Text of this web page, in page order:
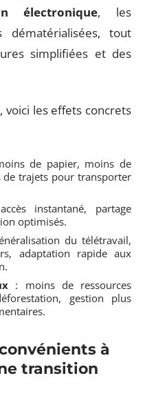
électronique, les
dématérialisées, tout
simplifiées et des
voici les effets concrets
de papier, moins de
de trajets pour transporter
instantané, partage
optimisés.
du télétravail,
adaptation rapide aux
: moins de ressources
gestion plus
à
transition